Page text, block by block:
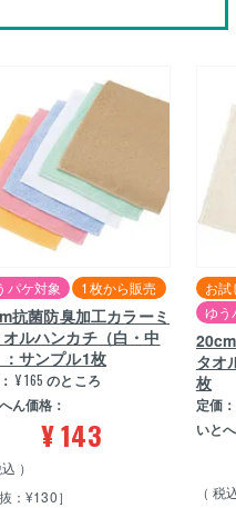
パケ対象 1枚から販売
抗菌防臭加工カラーミ
ルハンカチ（白・中
サンプル1枚
¥ 165 のところ
ん価格：
¥143
：¥130］
お
ゆう
タオ
枚
定価：
いと
税